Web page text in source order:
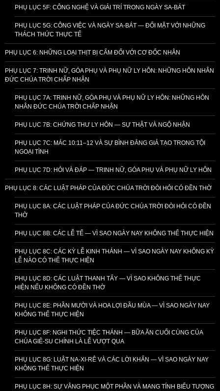
PHỤ LỤC 5F: CÔNG NGHỆ VÀ GIẢI TRÍ TRONG NGÀY SA-BÁT
PHỤ LỤC 5G: CÔNG VIỆC VÀ NGÀY SA-BÁT — ĐỐI MẶT VỚI NHỮNG
THÁCH THỨC THỰC TẾ
PHỤ LỤC 6: NHỮNG LOẠI THỊT BỊ CẤM ĐỐI VỚI CƠ ĐỐC NHÂN
PHỤ LỤC 7: TRINH NỮ, GÓA PHỤ VÀ PHỤ NỮ LY HÔN: NHỮNG HÔN NHÂN
ĐỨC CHÚA TRỜI CHẤP NHẬN
PHỤ LỤC 7A: TRINH NỮ, GÓA PHỤ VÀ PHỤ NỮ LY HÔN: NHỮNG HÔN
NHÂN ĐỨC CHÚA TRỜI CHẤP NHẬN
PHỤ LỤC 7B: CHỨNG THƯ LY HÔN — SỰ THẬT VÀ NGỘ NHẬN
PHỤ LỤC 7C: MÁC 10:11–12 VÀ SỰ BÌNH ĐẲNG GIẢ TẠO TRONG TỘI
NGOẠI TÌNH
PHỤ LỤC 7D: HỎI VÀ ĐÁP — TRINH NỮ, GÓA PHỤ VÀ PHỤ NỮ LY HÔN
PHỤ LỤC 8: CÁC LUẬT PHÁP CỦA ĐỨC CHÚA TRỜI ĐÒI HỎI CÓ ĐỀN THỜ
PHỤ LỤC 8A: CÁC LUẬT PHÁP CỦA ĐỨC CHÚA TRỜI ĐÒI HỎI CÓ ĐỀN
THỜ
PHỤ LỤC 8B: CÁC LỄ TẾ — VÌ SAO NGÀY NAY KHÔNG THỂ THỰC HIỆN
PHỤ LỤC 8C: CÁC KỲ LỄ KINH THÁNH — VÌ SAO NGÀY NAY KHÔNG KỲ
LỄ NÀO CÓ THỂ THỰC HIỆN
PHỤ LỤC 8D: CÁC LUẬT THANH TẨY — VÌ SAO KHÔNG THỂ THỰC
HIỆN NẾU KHÔNG CÓ ĐỀN THỜ
PHỤ LỤC 8E: PHẦN MƯỜI VÀ HOA LỢI ĐẦU MÙA — VÌ SAO NGÀY NAY
KHÔNG THỂ THỰC HIỆN
PHỤ LỤC 8F: NGHI THỨC TIỆC THÁNH — BỮA ĂN CUỐI CÙNG CỦA
CHÚA GIÊ-SU CHÍNH LÀ LỄ VƯỢT QUA
PHỤ LỤC 8G: LUẬT NA-XI-RÊ VÀ CÁC LỜI KHẤN — VÌ SAO NGÀY NAY
KHÔNG THỂ THỰC HIỆN
PHỤ LỤC 8H: SỰ VÂNG PHỤC MỘT PHẦN VÀ MANG TÍNH BIỂU TƯỢNG